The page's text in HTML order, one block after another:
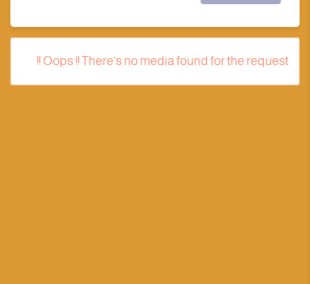
Oops !! There's no media found for the request !!